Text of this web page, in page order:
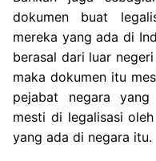
dokumen buat
mereka yang ada di
berasal dari luar
maka dokumen itu
pejabat negara yang
mesti di legalisasi
yang ada di negara itu.